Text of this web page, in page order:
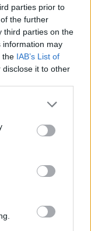
parties prior to
the further
third parties on the
information may
the IAB’s List of
it to other